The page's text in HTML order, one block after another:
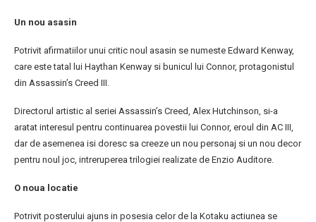
Un nou asasin
Potrivit afirmatiilor unui critic noul asasin se numeste Edward Kenway,
care este tatal lui Haythan Kenway si bunicul lui Connor, protagonistul
din Assassin’s Creed III.
Directorul artistic al seriei Assassin’s Creed, Alex Hutchinson, si-a
aratat interesul pentru continuarea povestii lui Connor, eroul din AC III,
dar de asemenea isi doresc sa creeze un nou personaj si un nou decor
pentru noul joc, intreruperea trilogiei realizate de Enzio Auditore.
O noua locatie
Potrivit posterului ajuns in posesia celor de la Kotaku actiunea se